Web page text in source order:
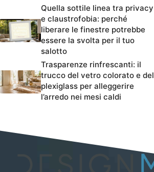
Quella sottile linea tra privacy
e claustrofobia: perché
liberare le finestre potrebbe
essere la svolta per il tuo
salotto
Trasparenze rinfrescanti: il
trucco del vetro colorato e del
plexiglass per alleggerire
l’arredo nei mesi caldi